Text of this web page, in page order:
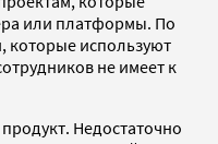
или платформы. По
которые используют
не имеет к
Недостаточно